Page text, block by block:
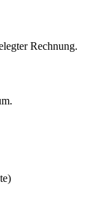
Rech­nung.